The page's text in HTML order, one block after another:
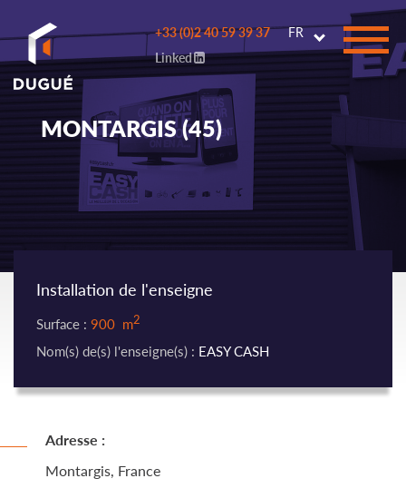
Go to
main
content
FR
+33 (0)2 40 59 39 37
Linked
MONTARGIS (45)
Installation de l'enseigne
Surface : 900 m2
Nom(s) de(s) l'enseigne(s) : EASY CASH
Adresse :
Montargis, France